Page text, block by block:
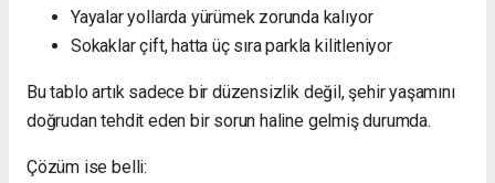
Yayalar yollarda yürümek zorunda kalıyor
Sokaklar çift, hatta üç sıra parkla kilitleniyor
Bu tablo artık sadece bir düzensizlik değil, şehir yaşamını
doğrudan tehdit eden bir sorun haline gelmiş durumda.
Çözüm ise belli: